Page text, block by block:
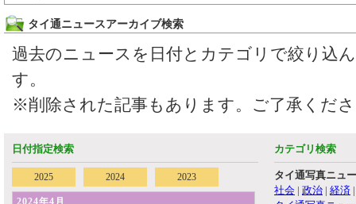
タイ通ニュースアーカイブ検索
過去のニュースを日付とカテゴリで絞り込
す。
※削除された記事もあります。ご了承くだ
日付指定検索
2025 2024 2023
2024年4月
カテゴリ検索
タイ通写真ニュ
社会 | 政治 | 経済